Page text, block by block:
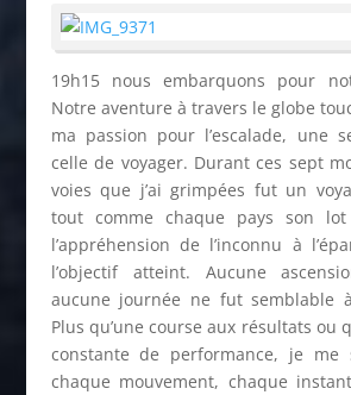
19h15 nous embarquons pour
Notre aventure à travers le globe
ma passion pour l’escalade, une
celle de voyager. Durant ces sept
voies que j’ai grimpées fut un
tout comme chaque pays son lot
l’appréhension de l’inconnu à
l’objectif atteint. Aucune
aucune journée ne fut semblable
Plus qu’une course aux résultats ou
constante de performance, je me
chaque mouvement, chaque